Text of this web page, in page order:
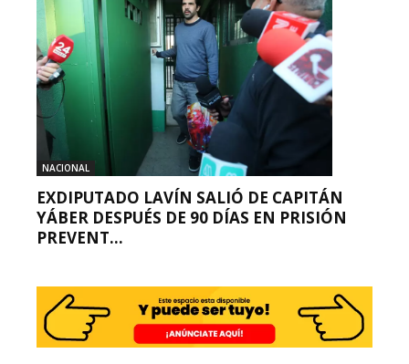
NACIONAL
EXDIPUTADO LAVÍN SALIÓ DE CAPITÁN
YÁBER DESPUÉS DE 90 DÍAS EN PRISIÓN
PREVENT...